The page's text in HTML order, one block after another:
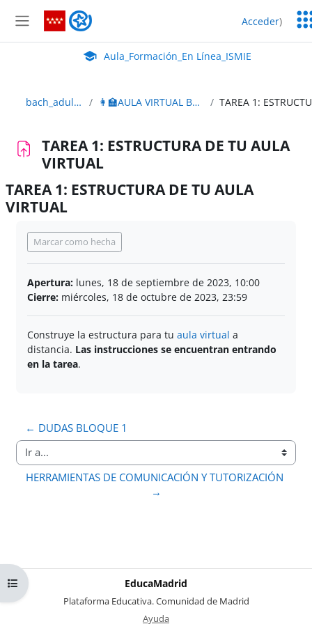
Panel lateral
Aula_Formación_En Línea_ISMIE Acceder)
Aula Virtual de EducaMadrid:
Aula_Formación_En Línea_ISMIE
Abrir índice del curso
bach_adultos_2edición 👩‍🏫AULA VIRTUAL BACHILLERATO ADULTOS
TAREA 1: ESTRUCTURA DE TU AULA
VIRTUAL
TAREA 1: ESTRUCTURA DE TU AULA
VIRTUAL
Marcar como hecha
Apertura: lunes, 18 de septiembre de 2023, 10:00
Cierre: miércoles, 18 de octubre de 2023, 23:59
Construye la estructura para tu aula virtual a
distancia. Las instrucciones se encuentran entrando
en la tarea.
← DUDAS BLOQUE 1
Ir a...
HERRAMIENTAS DE COMUNICACIÓN Y TUTORIZACIÓN
→
EducaMadrid
Plataforma Educativa. Comunidad de Madrid
Ayuda